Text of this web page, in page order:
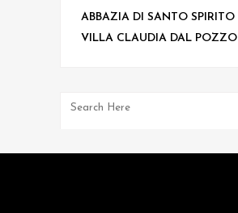
ABBAZIA DI SANTO SPIRITO
VILLA CLAUDIA DAL POZZO